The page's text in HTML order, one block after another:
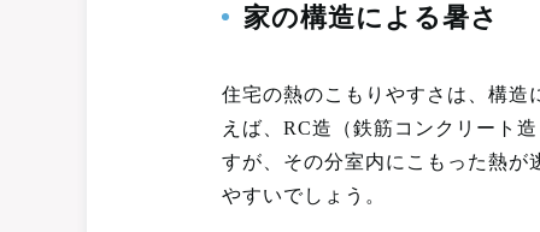
家の構造による暑さ
住宅の熱のこもりやすさは、構
えば、RC造（鉄筋コンクリート
すが、その分室内にこもった熱
やすいでしょう。